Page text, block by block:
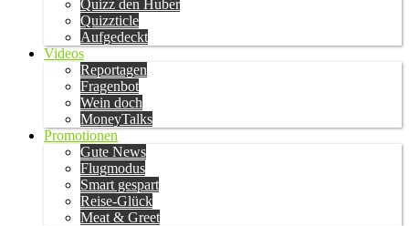
Quizz den Huber
Quizzticle
Aufgedeckt
Videos
Reportagen
Fragenbot
Wein doch
MoneyTalks
Promotionen
Gute News
Flugmodus
Smart gespart
Reise-Glück
Meat & Greet